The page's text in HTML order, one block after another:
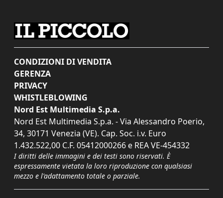
CONDIZIONI DI VENDITA
GERENZA
PRIVACY
WHISTLEBLOWING
Nord Est Multimedia S.p.a.
Nord Est Multimedia S.p.a. - Via Alessandro Poerio,
34, 30171 Venezia (VE). Cap. Soc. i.v. Euro
1.432.522,00 C.F. 05412000266 e REA VE-454332
I diritti delle immagini e dei testi sono riservati. È
espressamente vietata la loro riproduzione con qualsiasi
mezzo e l'adattamento totale o parziale.